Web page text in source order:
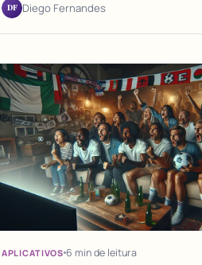
DF Diego Fernandes
APLICATIVOS 6 min de leitura